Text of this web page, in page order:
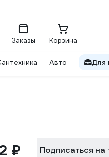
Заказы Корзина
Авто Для
₽ Подписаться на